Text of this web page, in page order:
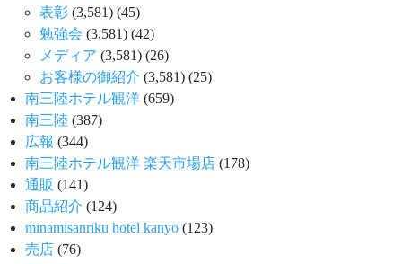
表彰 (3,581) (45)
勉強会 (3,581) (42)
メディア (3,581) (26)
お客様の御紹介 (3,581) (25)
南三陸ホテル観洋 (659)
南三陸 (387)
広報 (344)
南三陸ホテル観洋 楽天市場店 (178)
通販 (141)
商品紹介 (124)
minamisanriku hotel kanyo (123)
売店 (76)